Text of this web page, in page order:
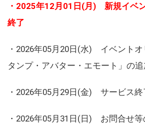
・2025年12月01日(月) 新規イベ
終了
・2026年05月20日(水) イベントオ
タンプ・アバター・エモート」の
・2026年05月29日(金) サービス終
・2026年05月31日(日) お問合せ